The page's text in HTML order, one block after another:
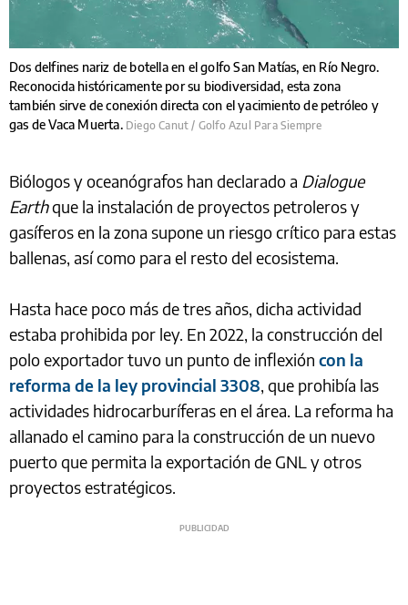
Dos delfines nariz de botella en el golfo San Matías, en Río Negro.
Reconocida históricamente por su biodiversidad, esta zona
también sirve de conexión directa con el yacimiento de petróleo y
gas de Vaca Muerta. Diego Canut / Golfo Azul Para Siempre
Biólogos y oceanógrafos han declarado a Dialogue
Earthque la instalación de proyectos petroleros y
gasíferos en la zona supone un riesgo crítico para estas
ballenas, así como para el resto del ecosistema.
Hasta hace poco más de tres años, dicha actividad
estaba prohibida por ley. En 2022, la construcción del
polo exportador tuvo un punto de inflexión con la
reforma de la ley provincial 3308, que prohibía las
actividades hidrocarburíferas en el área. La reforma ha
allanado el camino para la construcción de un nuevo
puerto que permita la exportación de GNL y otros
proyectos estratégicos.